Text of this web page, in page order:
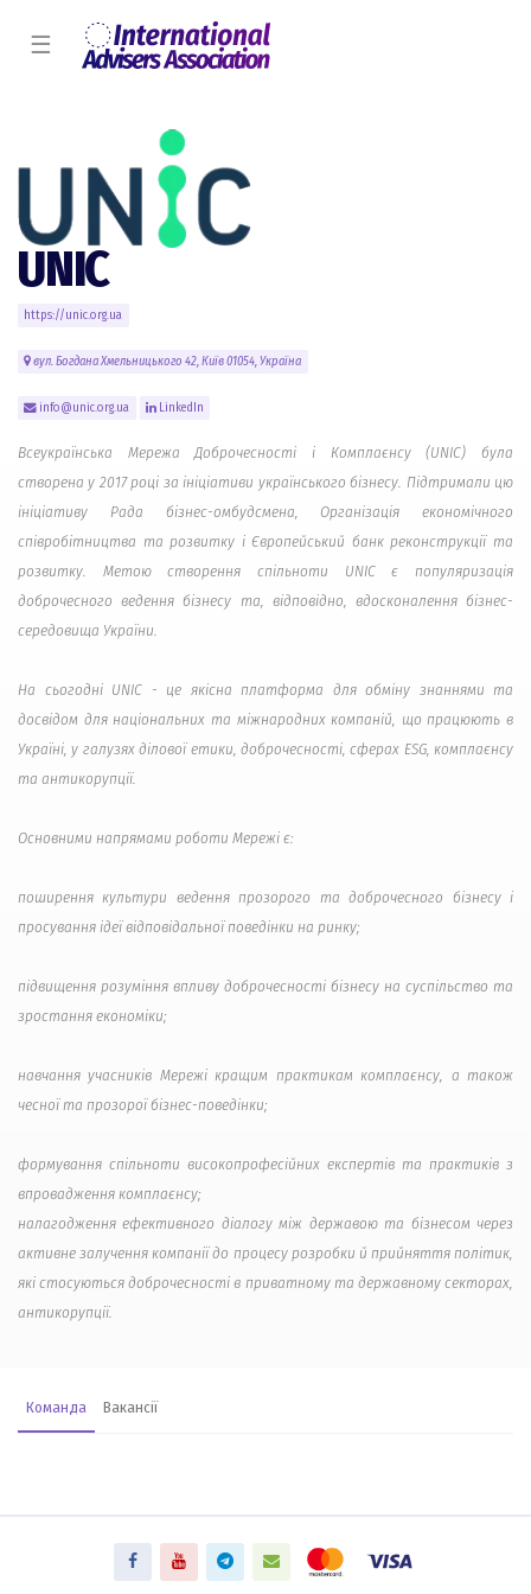
☰
UNIC
https://unic.org.ua
вул. Богдана Хмельницького 42, Київ 01054, Україна
info@unic.org.ua LinkedIn
Всеукраїнська Мережа Доброчесності і Комплаєнсу (UNIC) була
створена у 2017 році за ініціативи українського бізнесу. Підтримали цю
ініціативу Рада бізнес-омбудсмена, Організація економічного
співробітництва та розвитку і Європейський банк реконструкції та
розвитку. Метою створення спільноти UNIC є популяризація
доброчесного ведення бізнесу та, відповідно, вдосконалення бізнес-
середовища України.
На сьогодні UNIC - це якісна платформа для обміну знаннями та
досвідом для національних та міжнародних компаній, що працюють в
Україні, у галузях ділової етики, доброчесності, сферах ESG, комплаєнсу
та антикорупції.
Основними напрямами роботи Мережі є:
поширення культури ведення прозорого та доброчесного бізнесу і
просування ідеї відповідальної поведінки на ринку;
підвищення розуміння впливу доброчесності бізнесу на суспільство та
зростання економіки;
навчання учасників Мережі кращим практикам комплаєнсу, а також
чесної та прозорої бізнес-поведінки;
формування спільноти високопрофесійних експертів та практиків з
впровадження комплаєнсу;
налагодження ефективного діалогу між державою та бізнесом через
активне залучення компанії до процесу розробки й прийняття політик,
які стосуються доброчесності в приватному та державному секторах,
антикорупції.
Команда Вакансії